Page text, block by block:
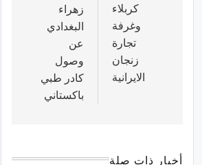
كربلاء
وغرفة
تجارة
زنجان
الايرانية
زهراء
البغدادي
عن
وصول
كادر طبي
باكستاني
أخبار ذات صلة